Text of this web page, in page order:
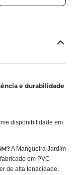
e durabilidade
disponibilidade em
A Mangueira Jardim
em PVC
de alta tenacidade.